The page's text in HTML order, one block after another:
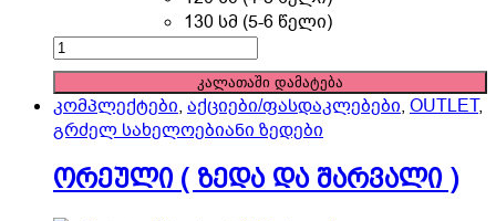
The
options
may
be
chosen
on
the
product
130 სმ (5-6 წელი)
ორეული
(
ზედა
და
შარვალი
)
quantity
კალათაში დამატება
კომპლექტები, აქციები/ფასდაკლებები, OUTLET,
გრძელ სახელოებიანი ზედები
ორეული ( ზედა და შარვალი )